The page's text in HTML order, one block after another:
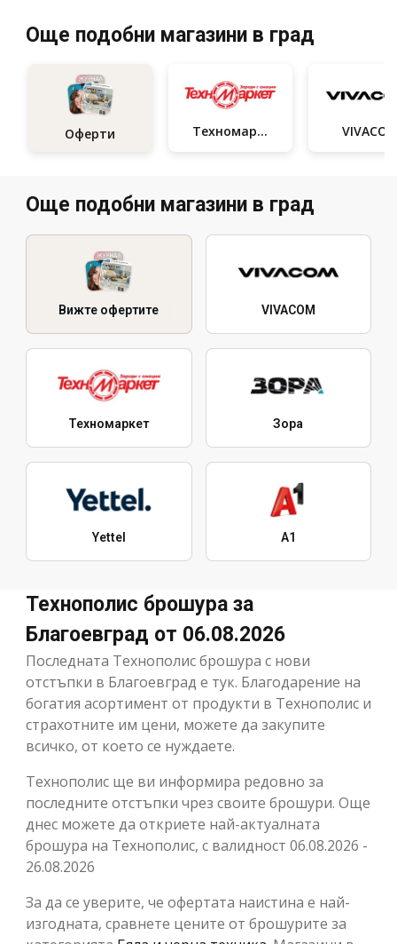
Още подобни магазини в град
Оферти Техномаркет
Още подобни магазини в град
Вижте офертите VIVACOM
Техномаркет Зора
Yettel A1
Технополис брошура за
Благоевград от 06.08.2026
Последната Технополис брошура с нови
отстъпки в Благоевград е тук. Благодарение на
богатия асортимент от продукти в Технополис и
страхотните им цени, можете да закупите
всичко, от което се нуждаете.
Технополис ще ви информира редовно за
последните отстъпки чрез своите брошури. Още
днес можете да откриете най-актуалната
брошура на Технополис, с валидност 06.08.2026 -
26.08.2026
За да се уверите, че офертата наистина е най-
изгодната, сравнете цените от брошурите за